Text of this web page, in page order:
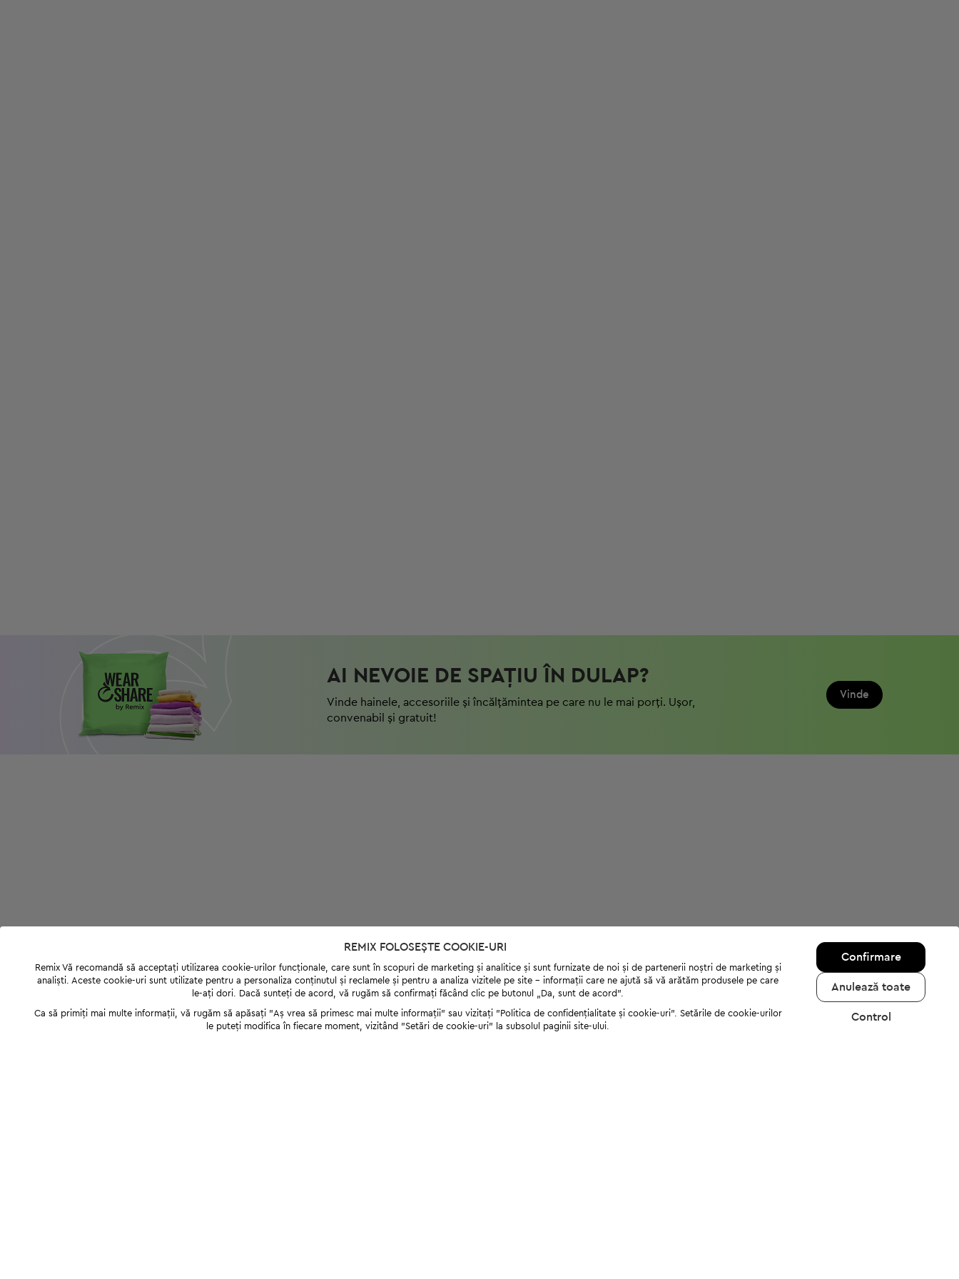
AI NEVOIE DE SPAȚIU ÎN DULAP?
Vinde hainele, accesoriile și încălțămintea pe care nu le mai porți. Ușor,
convenabil și gratuit!
Vinde
REMIX FOLOSEȘTE COOKIE-URI
Remix Vă recomandă să acceptați utilizarea cookie-urilor funcționale, care sunt în scopuri de marketing și analitice și sunt furnizate de noi și de partenerii noștri de marketing și
analiști. Aceste cookie-uri sunt utilizate pentru a personaliza conținutul și reclamele și pentru a analiza vizitele pe site - informații care ne ajută să vă arătăm produsele pe care
le-ați dori. Dacă sunteți de acord, vă rugăm să confirmați făcând clic pe butonul „Da, sunt de acord”.
Ca să primiți mai multe informații, vă rugăm să apăsați "Аș vrea să primesc mai multe informații" sau vizitați "Politica de confidențialitate și cookie-uri". Setările de cookie-urilor
le puteți modifica în fiecare moment, vizitând "Setări de cookie-uri" la subsolul paginii site-ului.
Confirmare
Anulează toate
Control